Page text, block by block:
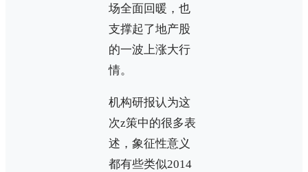
场全面回暖，也
支撑起了地产股
的一波上涨大行
情。
机构研报认为这
次z策中的很多表
述，象征性意义
都有些类似2014